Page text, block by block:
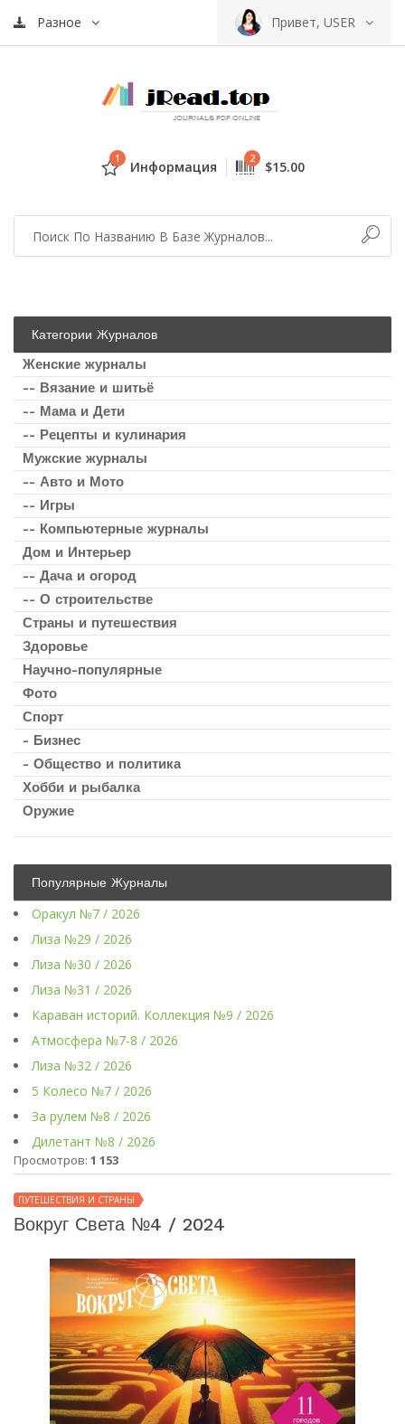
Разное Привет, USER
1 Информация 2 $15.00
Категории Журналов
Женские журналы
-- Вязание и шитьё
-- Мама и Дети
-- Рецепты и кулинария
Мужские журналы
-- Авто и Мото
-- Игры
-- Компьютерные журналы
Дом и Интерьер
-- Дача и огород
-- О строительстве
Страны и путешествия
Здоровье
Научно-популярные
Фото
Спорт
- Бизнес
- Общество и политика
Хобби и рыбалка
Оружие
Популярные Журналы
Оракул №7 / 2026
Лиза №29 / 2026
Лиза №30 / 2026
Лиза №31 / 2026
Караван историй. Коллекция №9 / 2026
Атмосфера №7-8 / 2026
Лиза №32 / 2026
5 Колесо №7 / 2026
За рулем №8 / 2026
Дилетант №8 / 2026
Просмотров: 1 153
ПУТЕШЕСТВИЯ И СТРАНЫ
Вокруг Света №4 / 2024